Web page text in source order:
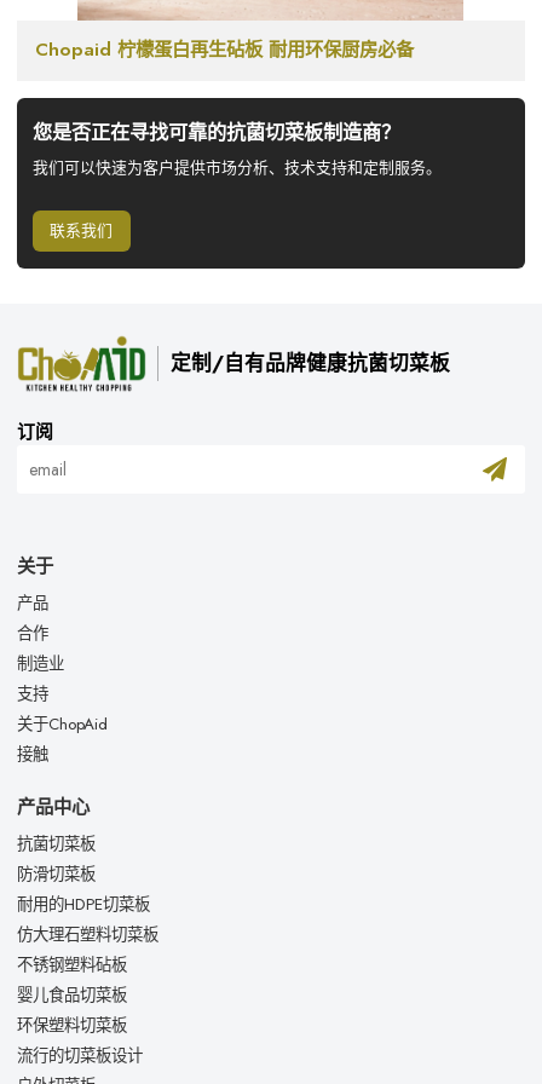
Chopaid 柠檬蛋白再生砧板 耐用环保厨房必备
您是否正在寻找可靠的抗菌切菜板制造商？
我们可以快速为客户提供市场分析、技术支持和定制服务。
联系我们
定制/自有品牌健康抗菌切菜板
订阅
关于
产品
合作
制造业
支持
关于ChopAid
接触
产品中心
抗菌切菜板
防滑切菜板
耐用的HDPE切菜板
仿大理石塑料切菜板
不锈钢塑料砧板
婴儿食品切菜板
环保塑料切菜板
流行的切菜板设计